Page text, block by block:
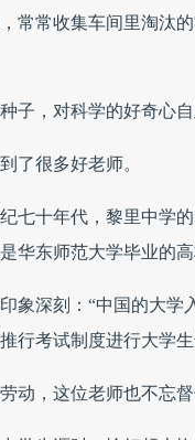
常常收集车间里淘汰
子，对科学的好奇心自
了很多好老师。
七十年代，黎里中学
华东师范大学毕业的高
象深刻：“中国的大
行考试制度进行大学
动，这位老师也不忘